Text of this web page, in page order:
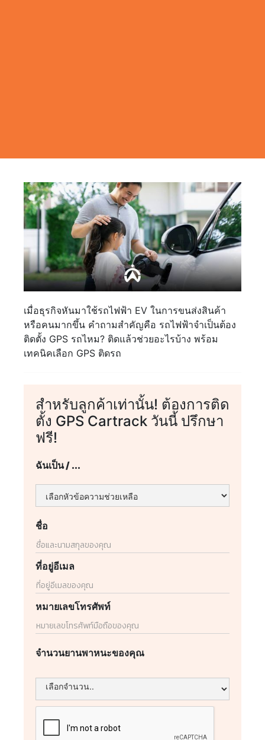
สำหรับลูกค้าเท่านั้น! ต้องการติด
ตั้ง GPS Cartrack วันนี้ ปรึกษา
ฟรี!
ฉันเป็น / ...
ชื่อ
ที่อยู่อีเมล
หมายเลขโทรศัพท์
จำนวนยานพาหนะของคุณ
เมื่อธุรกิจหันมาใช้รถไฟฟ้า EV ในการขนส่งสินค้า
หรือคนมากขึ้น คำถามสำคัญคือ รถไฟฟ้าจำเป็นต้อง
ติดตั้ง GPS รถไหม? ติดแล้วช่วยอะไรบ้าง พร้อม
เทคนิคเลือก GPS ติดรถ